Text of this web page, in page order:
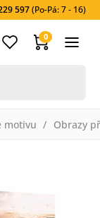
597(Po-Pá: 7 - 16)
0
motivu Obrazy